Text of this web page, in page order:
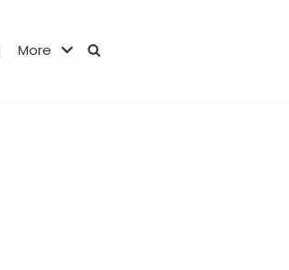
More